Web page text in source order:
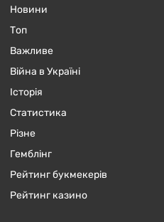
Новини
Топ
Важливе
Війна в Україні
Історія
Статистика
Різне
Гемблінг
Рейтинг букмекерів
Рейтинг казино